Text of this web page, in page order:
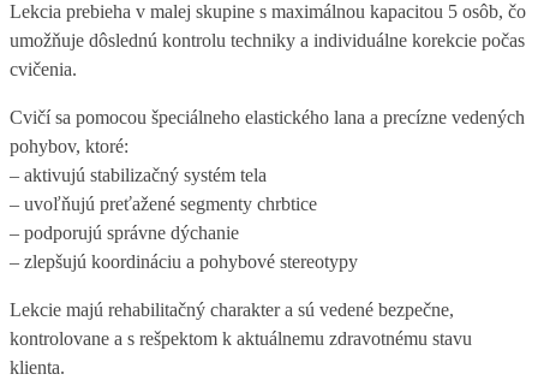
Lekcia prebieha v malej skupine s maximálnou kapacitou 5 osôb, čo
umožňuje dôslednú kontrolu techniky a individuálne korekcie počas
cvičenia.
Cvičí sa pomocou špeciálneho elastického lana a precízne vedených
pohybov, ktoré:
– aktivujú stabilizačný systém tela
– uvoľňujú preťažené segmenty chrbtice
– podporujú správne dýchanie
– zlepšujú koordináciu a pohybové stereotypy
Lekcie majú rehabilitačný charakter a sú vedené bezpečne,
kontrolovane a s rešpektom k aktuálnemu zdravotnému stavu
klienta.